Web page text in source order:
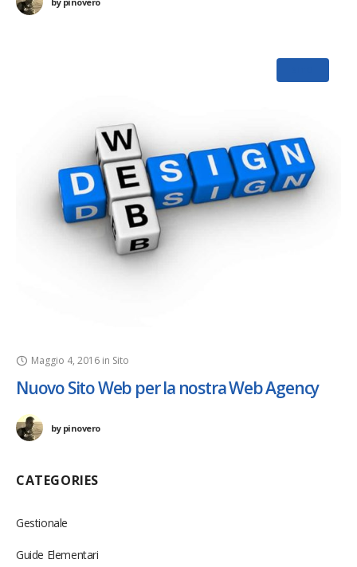
Maggio 4, 2016 in Sito
Nuovo Sito Web per la nostra Web Agency
bypinovero
CATEGORIES
Gestionale
Guide Elementari